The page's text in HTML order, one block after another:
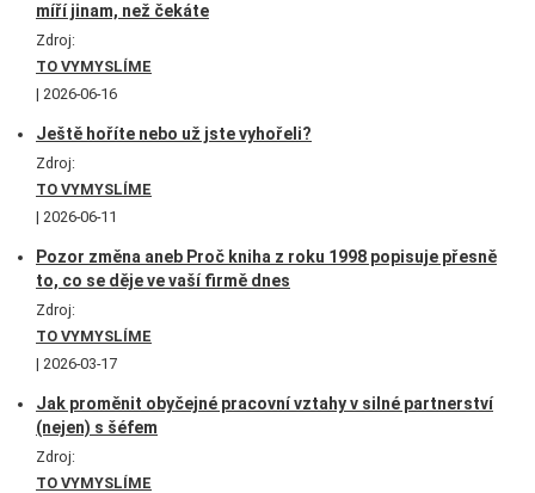
míří jinam, než čekáte
Zdroj:
TO VYMYSLÍME
2026-06-16
Ještě hoříte nebo už jste vyhořeli?
Zdroj:
TO VYMYSLÍME
2026-06-11
Pozor změna aneb Proč kniha z roku 1998 popisuje přesně
to, co se děje ve vaší firmě dnes
Zdroj:
TO VYMYSLÍME
2026-03-17
Jak proměnit obyčejné pracovní vztahy v silné partnerství
(nejen) s šéfem
Zdroj:
TO VYMYSLÍME